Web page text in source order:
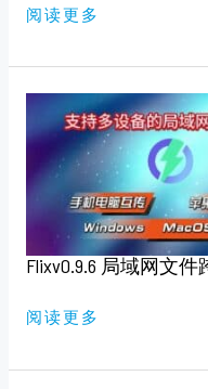
阅读更多
Flixv0.9.6 局域网文
FLIXV0.9.6
域
网
件
跨
备
输
软
件
费
版）
阅读更多